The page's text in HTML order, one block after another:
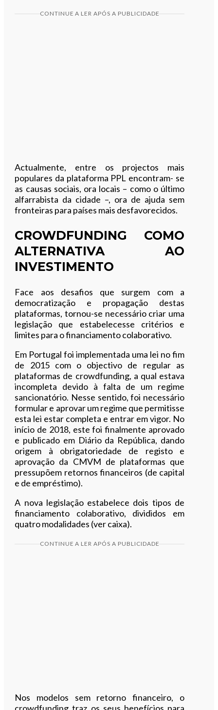
CONTINUE A LER APÓS A PUBLICIDADE
Actualmente, entre os projectos mais
populares da plataforma PPL encontram- se
as causas sociais, ora locais – como o último
alfarrabista da cidade –, ora de ajuda sem
fronteiras para países mais desfavorecidos.
CROWDFUNDING COMO
ALTERNATIVA AO
INVESTIMENTO
Face aos desafios que surgem com a
democratização e propagação destas
plataformas, tornou-se necessário criar uma
legislação que estabelecesse critérios e
limites para o financiamento colaborativo.
Em Portugal foi implementada uma lei no fim
de 2015 com o objectivo de regular as
plataformas de crowdfunding, a qual estava
incompleta devido à falta de um regime
sancionatório. Nesse sentido, foi necessário
formular e aprovar um regime que permitisse
esta lei estar completa e entrar em vigor. No
início de 2018, este foi finalmente aprovado
e publicado em Diário da República, dando
origem à obrigatoriedade de registo e
aprovação da CMVM de plataformas que
pressupõem retornos financeiros (de capital
e de empréstimo).
A nova legislação estabelece dois tipos de
financiamento colaborativo, divididos em
quatro modalidades (ver caixa).
CONTINUE A LER APÓS A PUBLICIDADE
Nos modelos sem retorno financeiro, o